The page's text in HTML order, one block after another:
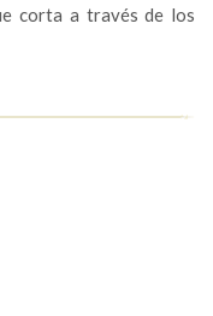
corta a través de los